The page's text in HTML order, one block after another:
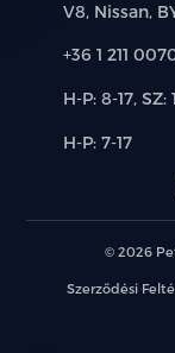
keveset
végig
Márkák:
V8, Nissan,
Telefon:
+36 1 211
Új-
használt
H-P: 8-17, SZ:
Alkatrész,
H-P: 7-17
© 2026
Szerződési